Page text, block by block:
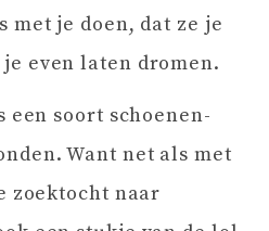
met je doen, dat ze je
even laten dromen.
soort schoenen-
Want net als met
zoektocht naar